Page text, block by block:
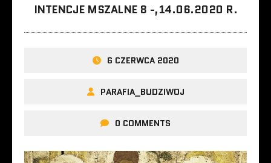
INTENCJE MSZALNE 8 -,14.06.2020 R.
6 CZERWCA 2020
PARAFIA_BUDZIWOJ
0 COMMENTS